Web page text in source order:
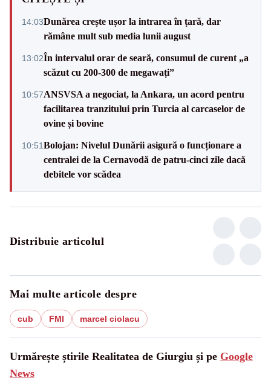
14:03Dunărea crește ușor la intrarea în țară, dar
rămâne mult sub media lunii august
13:02În intervalul orar de seară, consumul de curent „a
scăzut cu 200-300 de megawați”
10:57ANSVSA a negociat, la Ankara, un acord pentru
facilitarea tranzitului prin Turcia al carcaselor de
ovine și bovine
10:51Bolojan: Nivelul Dunării asigură o funcționare a
centralei de la Cernavodă de patru-cinci zile dacă
debitele vor scădea
Distribuie articolul
Mai multe articole despre
cub FMI marcel ciolacu
Urmărește știrile Realitatea de Giurgiu și pe Google
News